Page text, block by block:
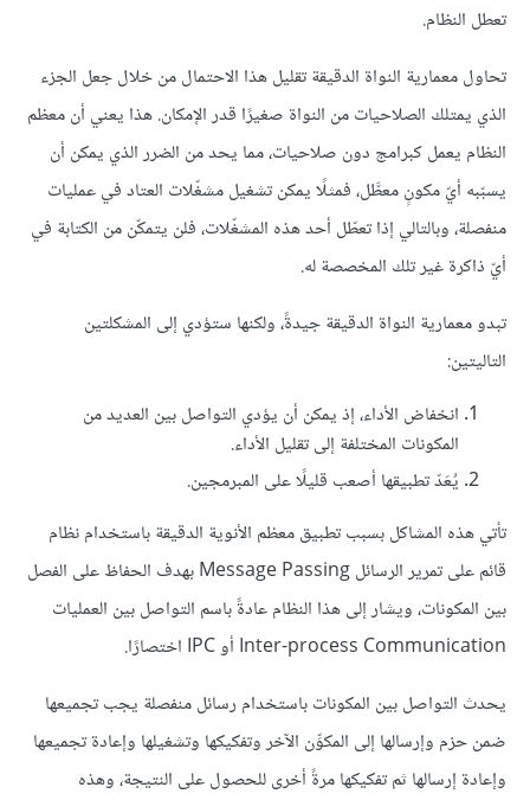
تعطل النظام.
تحاول معمارية النواة الدقيقة تقليل هذا الاحتمال من خلال جعل الجزء
الذي يمتلك الصلاحيات من النواة صغيرًا قدر الإمكان. هذا يعني أن معظم
النظام يعمل كبرامج دون صلاحيات، مما يحد من الضرر الذي يمكن أن
يسبّبه أيّ مكونٍ معطَّل، فمثلًا يمكن تشغيل مشغّلات العتاد في عمليات
منفصلة، وبالتالي إذا تعطّل أحد هذه المشغّلات، فلن يتمكّن من الكتابة في
أيّ ذاكرة غير تلك المخصصة له.
تبدو معمارية النواة الدقيقة جيدةً، ولكنها ستؤدي إلى المشكلتين
التاليتين:
انخفاض الأداء، إذ يمكن أن يؤدي التواصل بين العديد من
المكونات المختلفة إلى تقليل الأداء.
يُعَدّ تطبيقها أصعب قليلًا على المبرمجين.
تأتي هذه المشاكل بسبب تطبيق معظم الأنوية الدقيقة باستخدام نظام
قائم على تمرير الرسائل Message Passing بهدف الحفاظ على الفصل
بين المكونات، ويشار إلى هذا النظام عادةً باسم التواصل بين العمليات
Inter-process Communication أو IPC اختصارًا.
يحدث التواصل بين المكونات باستخدام رسائل منفصلة يجب تجميعها
ضمن حزم وإرسالها إلى المكوِّن الآخر وتفكيكها وتشغيلها وإعادة تجميعها
وإعادة إرسالها ثم تفكيكها مرةً أخرى للحصول على النتيجة، وهذه